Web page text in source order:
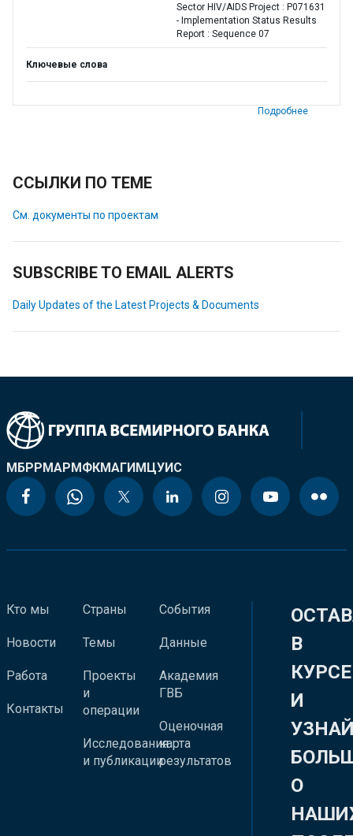
Sector HIV/AIDS Project : P071631
- Implementation Status Results
Report : Sequence 07
Ключевые слова
Подробнее
ССЫЛКИ ПО ТЕМЕ
См. документы по проектам
SUBSCRIBE TO EMAIL ALERTS
Daily Updates of the Latest Projects & Documents
МБРРМАРМФКМАГИМЦУИС
Кто мы
Новости
Работа
Контакты
Страны
Темы
Проекты
и
операции
Исследования
и публикации
События
Данные
Академия
ГВБ
Оценочная
карта
результатов
В
КУРСЕ
И
О